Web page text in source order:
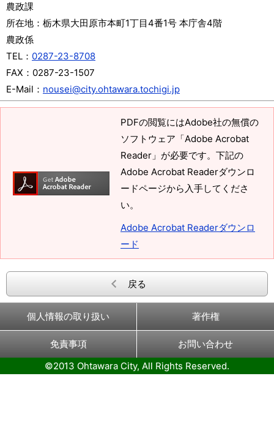
農政課
所在地： 栃木県大田原市本町1丁目4番1号 本庁舎4階
農政係
TEL： 0287-23-8708
FAX： 0287-23-1507
E-Mail： nousei@city.ohtawara.tochigi.jp
PDFの閲覧にはAdobe社の無償の
ソフトウェア「Adobe Acrobat
Reader」が必要です。下記の
Adobe Acrobat Readerダウンロ
ードページから入手してくださ
い。
Adobe Acrobat Readerダウンロ
ード
戻る
個人情報の取り扱い 著作権
免責事項
お問い合わせ
©2013 Ohtawara City, All Rights Reserved.